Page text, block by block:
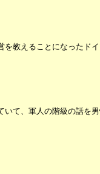
教えることになったド
て、軍人の階級の話を